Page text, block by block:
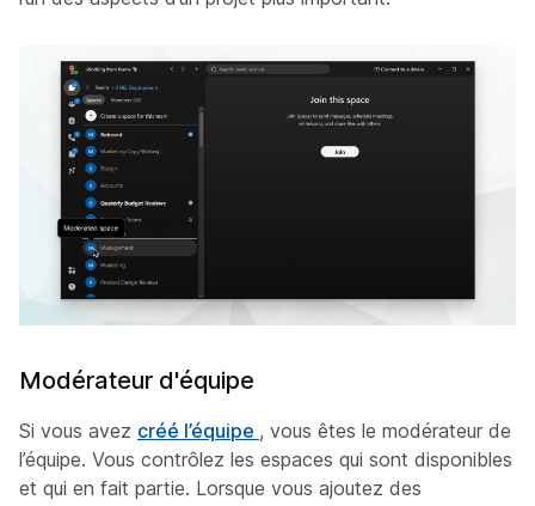
Modérateur d'équipe
Si vous avez créé l’équipe , vous êtes le modérateur de
l’équipe. Vous contrôlez les espaces qui sont disponibles
et qui en fait partie. Lorsque vous ajoutez des